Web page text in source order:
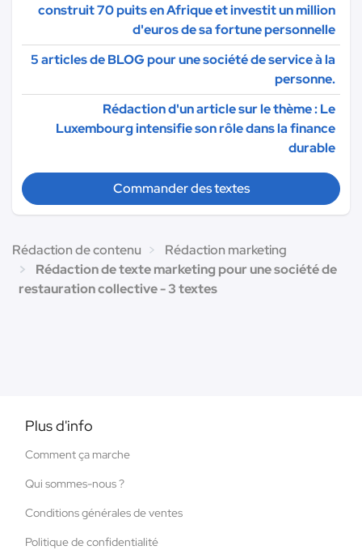
construit 70 puits en Afrique et investit un million
d'euros de sa fortune personnelle
5 articles de BLOG pour une société de service à la
personne.
Rédaction d'un article sur le thème : Le
Luxembourg intensifie son rôle dans la finance
durable
Commander des textes
Rédaction de contenu
Rédaction marketing
Rédaction de texte marketing pour une société de
restauration collective - 3 textes
Plus d'info
Comment ça marche
Qui sommes-nous ?
Conditions générales de ventes
Politique de confidentialité